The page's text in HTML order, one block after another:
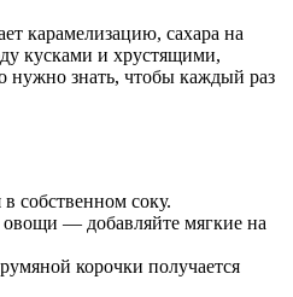
карамелизацию, сахара на
кусками и хрустящими,
нужно знать, чтобы каждый раз
собственном соку.
овощи — добавляйте мягкие на
корочки получается